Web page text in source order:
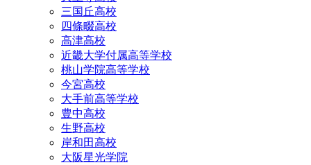
三国丘高校
四條畷高校
高津高校
近畿大学付属高等学校
桃山学院高等学校
今宮高校
大手前高等学校
豊中高校
生野高校
岸和田高校
大阪星光学院